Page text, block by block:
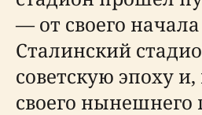
— от своего
Сталинский
советскую эпоху
своего нынешнего